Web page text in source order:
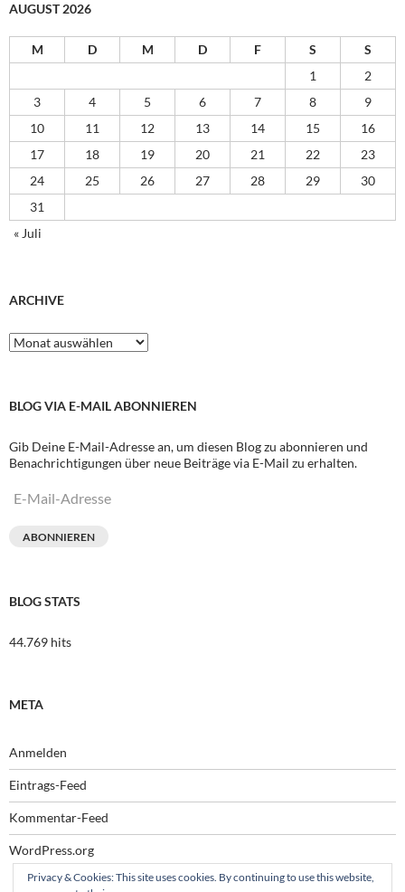
AUGUST 2026
M D M D F S
S
1
2
3
4 5 6 7 8
9
10
11 12 13 14 15
16
17
18 19 20 21 22
23
24
25 26 27 28 29
30
31
« Juli
ARCHIVE
Archive
BLOG VIA E-MAIL ABONNIEREN
Gib Deine E-Mail-Adresse an, um diesen Blog zu abonnieren und
Benachrichtigungen über neue Beiträge via E-Mail zu erhalten.
E-
ABONNIEREN
BLOG STATS
44.769 hits
META
Anmelden
Eintrags-Feed
Kommentar-Feed
WordPress.org
Privacy & Cookies: This site uses cookies. By continuing to use this website,